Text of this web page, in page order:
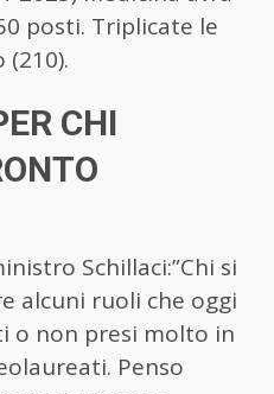
posti. Triplicate le
CHI
Schillaci:”Chi si
alcuni ruoli che oggi
o non presi molto in
Penso